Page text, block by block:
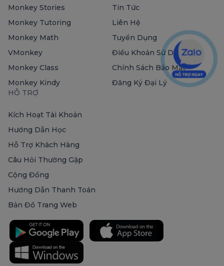
Monkey Stories
Monkey Tutoring
Monkey Math
VMonkey
Monkey Class
Monkey Kindy
Tin Tức
Liên Hệ
Tuyển Dụng
Điều Khoản Sử Dụng
Chính Sách Bảo Mật
Đăng Ký Đại Lý
HỖ TRỢ
Kích Hoạt Tài Khoản
Hướng Dẫn Học
Hỗ Trợ Khách Hàng
Câu Hỏi Thường Gặp
Cộng Đồng
Hướng Dẫn Thanh Toán
Bản Đồ Trang Web